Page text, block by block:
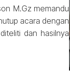
M.Gz memandu
acara dengan
dan hasilnya